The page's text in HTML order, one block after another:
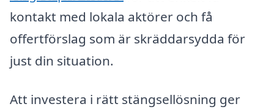
kontakt med lokala aktörer och få
offertförslag som är skräddarsydda för
just din situation.
Att investera i rätt stängsellösning ger